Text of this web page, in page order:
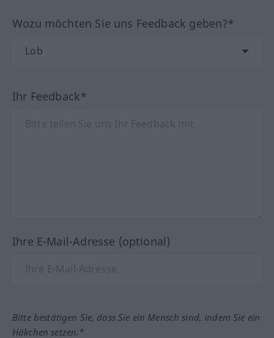
Wozu möchten Sie uns Feedback geben?*
Ihr Feedback*
Ihre E-Mail-Adresse (optional)
Bitte bestätigen Sie, dass Sie ein Mensch sind, indem Sie ein
Häkchen setzen.*